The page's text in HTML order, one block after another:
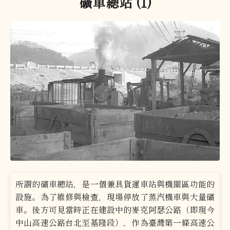
所謂的礦車總站，是一個兼具貨運車站與機關區功能的
設施。為了維修與檢查，現場停放了蒸汽機車與大量礦
車。後方可見當時正在建設中的麥克阿瑟公路（即現今
中山高速公路台北至基隆段），作為臺灣第一條高速公